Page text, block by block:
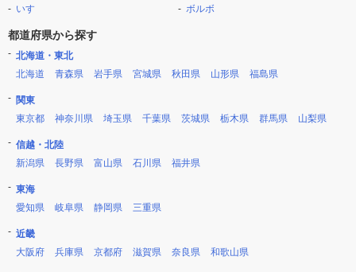
いすゞ
ボルボ
都道府県から探す
北海道・東北
北海道
青森県 岩手県 宮城県 秋田県 山形県 福島県
関東
東京都
神奈川県 埼玉県 千葉県 茨城県 栃木県 群馬県 山梨県
信越・北陸
新潟県
長野県 富山県 石川県 福井県
東海
愛知県
岐阜県 静岡県 三重県
近畿
大阪府
兵庫県 京都府 滋賀県 奈良県 和歌山県